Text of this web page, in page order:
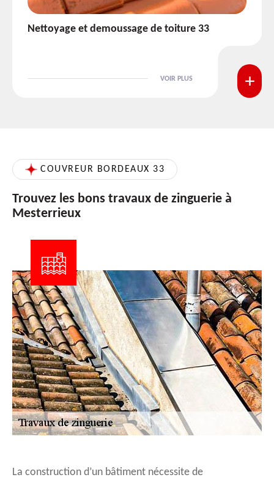
Etanchéité toiture 33
VOIR PLUS
COUVREUR BORDEAUX 33
Trouvez les bons travaux de zinguerie à
Mesterrieux
La construction d’un bâtiment nécessite de